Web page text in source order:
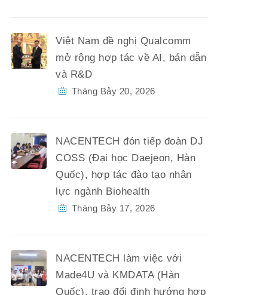
Việt Nam đề nghị Qualcomm
mở rộng hợp tác về AI, bán dẫn
và R&D
Tháng Bảy 20, 2026
NACENTECH đón tiếp đoàn DJ
COSS (Đại học Daejeon, Hàn
Quốc), hợp tác đào tạo nhân
lực ngành Biohealth
Tháng Bảy 17, 2026
NACENTECH làm việc với
Made4U và KMDATA (Hàn
Quốc), trao đổi định hướng hợp